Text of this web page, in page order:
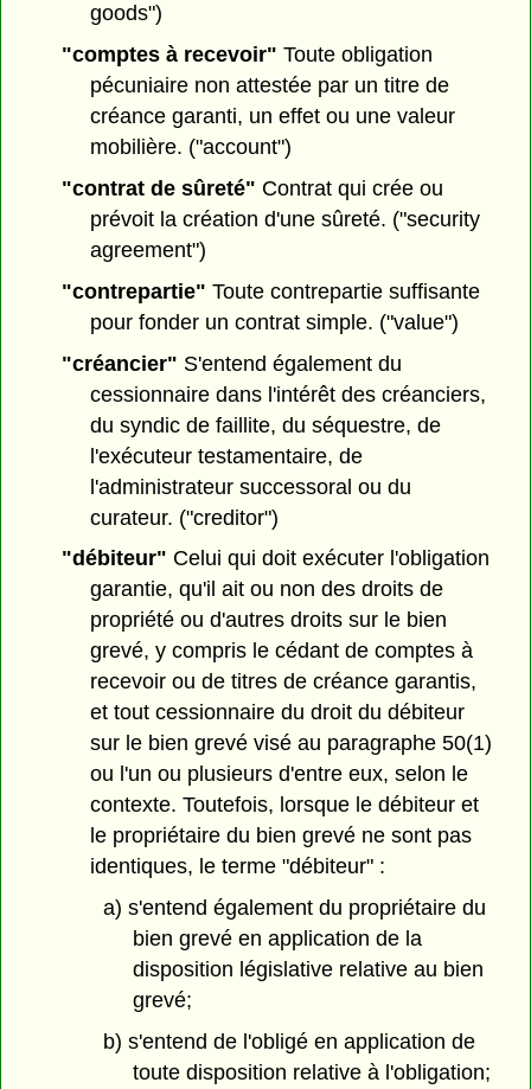
goods")
"comptes à recevoir" Toute obligation
pécuniaire non attestée par un titre de
créance garanti, un effet ou une valeur
mobilière. ("account")
"contrat de sûreté" Contrat qui crée ou
prévoit la création d'une sûreté. ("security
agreement")
"contrepartie" Toute contrepartie suffisante
pour fonder un contrat simple. ("value")
"créancier" S'entend également du
cessionnaire dans l'intérêt des créanciers,
du syndic de faillite, du séquestre, de
l'exécuteur testamentaire, de
l'administrateur successoral ou du
curateur. ("creditor")
"débiteur" Celui qui doit exécuter l'obligation
garantie, qu'il ait ou non des droits de
propriété ou d'autres droits sur le bien
grevé, y compris le cédant de comptes à
recevoir ou de titres de créance garantis,
et tout cessionnaire du droit du débiteur
sur le bien grevé visé au paragraphe 50(1)
ou l'un ou plusieurs d'entre eux, selon le
contexte. Toutefois, lorsque le débiteur et
le propriétaire du bien grevé ne sont pas
identiques, le terme "débiteur" :
a) s'entend également du propriétaire du
bien grevé en application de la
disposition législative relative au bien
grevé;
b) s'entend de l'obligé en application de
toute disposition relative à l'obligation;